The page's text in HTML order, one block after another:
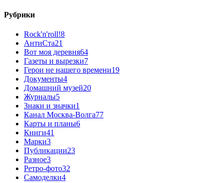
Рубрики
Rock'n'roll!8
АнтиСта21
Вот моя деревня64
Газеты и вырезки7
Герои не нашего времени19
Документы4
Домашний музей20
Журналы5
Знаки и значки1
Канал Москва-Волга77
Карты и планы6
Книги41
Марки3
Публикации23
Разное3
Ретро-фото32
Самоделки4